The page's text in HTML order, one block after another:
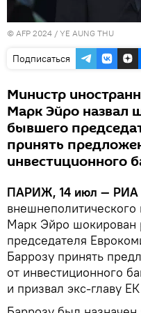
© AFP 2024 / YE AUNG THU
Подписаться
Министр
Марк Эйро
бывшего
принять
инвестиционного
ПАРИЖ, 14 июл — РИА
Марк Эйро
председателя
Баррозу принять
от инвестиционного
и призвал экс-главу